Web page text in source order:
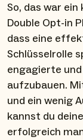
So, das war
Double Opt-in
dass eine
Schlüsselrolle
engagierte
aufzubauen.
und ein wenig
kannst du
erfolgreich